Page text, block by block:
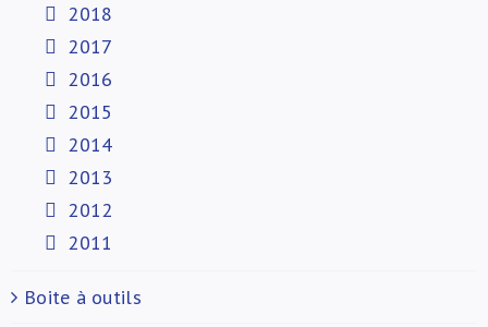
2018
2017
2016
2015
2014
2013
2012
2011
Boite à outils